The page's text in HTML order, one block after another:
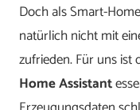
Doch als Smart-
natürlich nicht mit
zufrieden. Für uns ist
Home Assistant